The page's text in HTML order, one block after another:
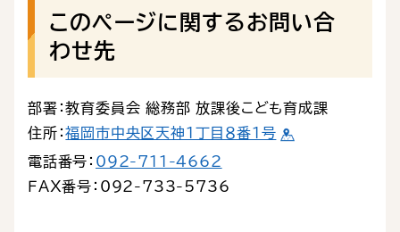
このページに関するお問い合
わせ先
部署：教育委員会 総務部 放課後こども育成課
住所：福岡市中央区天神１丁目８番１号
電話番号： 092-711-4662
ＦＡＸ番号：092-733-5736